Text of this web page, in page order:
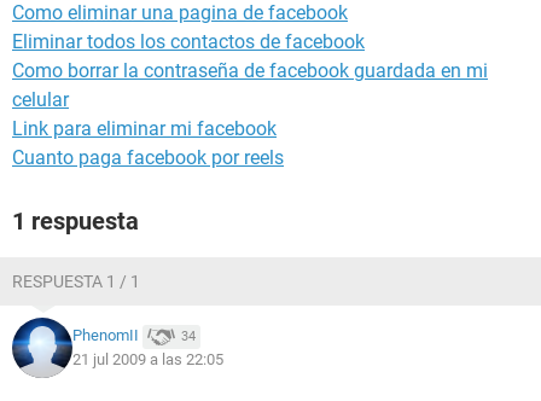
Como eliminar una pagina de facebook
Eliminar todos los contactos de facebook
Como borrar la contraseña de facebook guardada en mi
celular
Link para eliminar mi facebook
Cuanto paga facebook por reels
1 respuesta
RESPUESTA 1 / 1
PhenomII 34
21 jul 2009 a las 22:05